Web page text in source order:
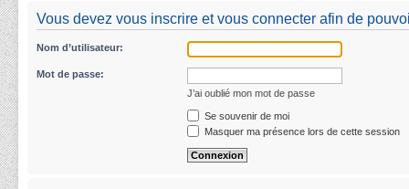
Vous devez vous inscrire et vous connecter afin de
Nom d’utilisateur:
Mot de passe:
J’ai oublié mon mot de passe
Se souvenir de moi
Masquer ma présence lors de cette session